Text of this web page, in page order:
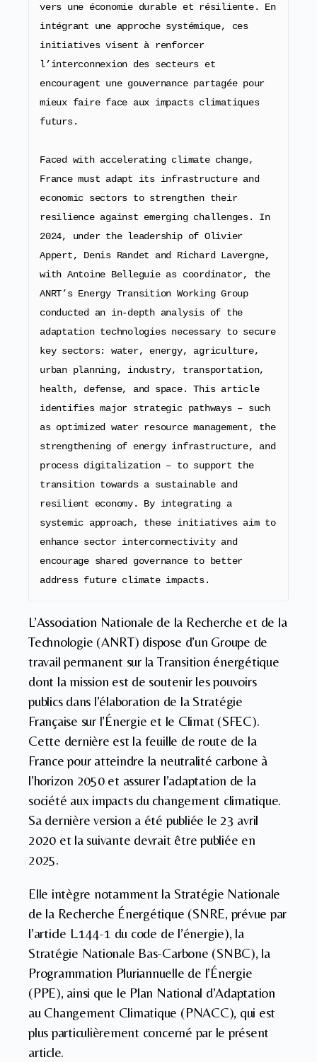
vers une économie durable et résiliente. En
intégrant une approche systémique, ces
initiatives visent à renforcer
l’interconnexion des secteurs et
encouragent une gouvernance partagée pour
mieux faire face aux impacts climatiques
futurs.
Faced with accelerating climate change,
France must adapt its infrastructure and
economic sectors to strengthen their
resilience against emerging challenges. In
2024, under the leadership of Olivier
Appert, Denis Randet and Richard Lavergne,
with Antoine Belleguie as coordinator, the
ANRT’s Energy Transition Working Group
conducted an in-depth analysis of the
adaptation technologies necessary to secure
key sectors: water, energy, agriculture,
urban planning, industry, transportation,
health, defense, and space. This article
identifies major strategic pathways – such
as optimized water resource management, the
strengthening of energy infrastructure, and
process digitalization – to support the
transition towards a sustainable and
resilient economy. By integrating a
systemic approach, these initiatives aim to
enhance sector interconnectivity and
encourage shared governance to better
address future climate impacts.
L’Association Nationale de la Recherche et de la
Technologie (ANRT) dispose d’un Groupe de
travail permanent sur la Transition énergétique
dont la mission est de soutenir les pouvoirs
publics dans l’élaboration de la Stratégie
Française sur l’Énergie et le Climat (SFEC).
Cette dernière est la feuille de route de la
France pour atteindre la neutralité carbone à
l’horizon 2050 et assurer l’adaptation de la
société aux impacts du changement climatique.
Sa dernière version a été publiée le 23 avril
2020 et la suivante devrait être publiée en
2025.
Elle intègre notamment la Stratégie Nationale
de la Recherche Énergétique (SNRE, prévue par
l’article L.144-1 du code de l’énergie), la
Stratégie Nationale Bas-Carbone (SNBC), la
Programmation Pluriannuelle de l’Énergie
(PPE), ainsi que le Plan National d’Adaptation
au Changement Climatique (PNACC), qui est
plus particulièrement concerné par le présent
article.